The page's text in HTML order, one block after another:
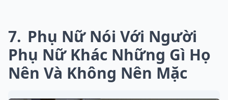
7 Phụ Nữ Nói Với Người
Phụ Nữ Khác Những Gì Họ
Nên Và Không Nên Mặc